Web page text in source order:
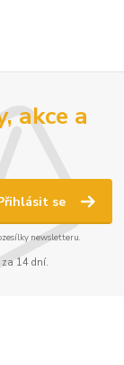
akce a
se
newsletteru.
14 dní.